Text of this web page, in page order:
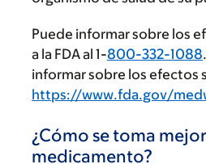
Puede informar sobre los
a la FDA al 1-800-332-1088
informar sobre los efectos
https://www.fda.gov/
¿Cómo se toma
medicamento?